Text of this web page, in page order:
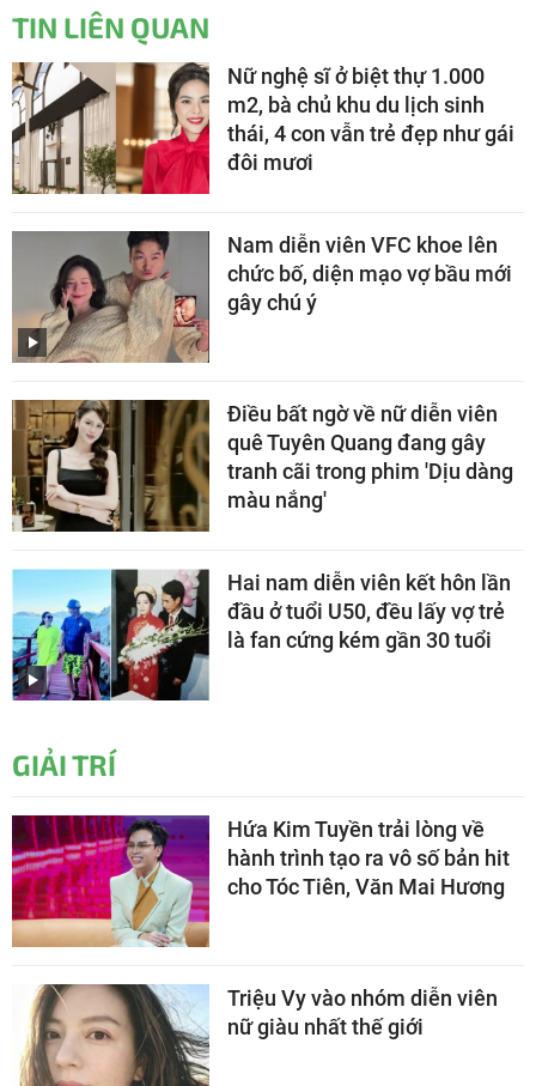
TIN LIÊN QUAN
Nữ nghệ sĩ ở biệt thự 1.000
m2, bà chủ khu du lịch sinh
thái, 4 con vẫn trẻ đẹp như gái
đôi mươi
Nam diễn viên VFC khoe lên
chức bố, diện mạo vợ bầu mới
gây chú ý
Điều bất ngờ về nữ diễn viên
quê Tuyên Quang đang gây
tranh cãi trong phim 'Dịu dàng
màu nắng'
Hai nam diễn viên kết hôn lần
đầu ở tuổi U50, đều lấy vợ trẻ
là fan cứng kém gần 30 tuổi
GIẢI TRÍ
Hứa Kim Tuyền trải lòng về
hành trình tạo ra vô số bản hit
cho Tóc Tiên, Văn Mai Hương
Triệu Vy vào nhóm diễn viên
nữ giàu nhất thế giới